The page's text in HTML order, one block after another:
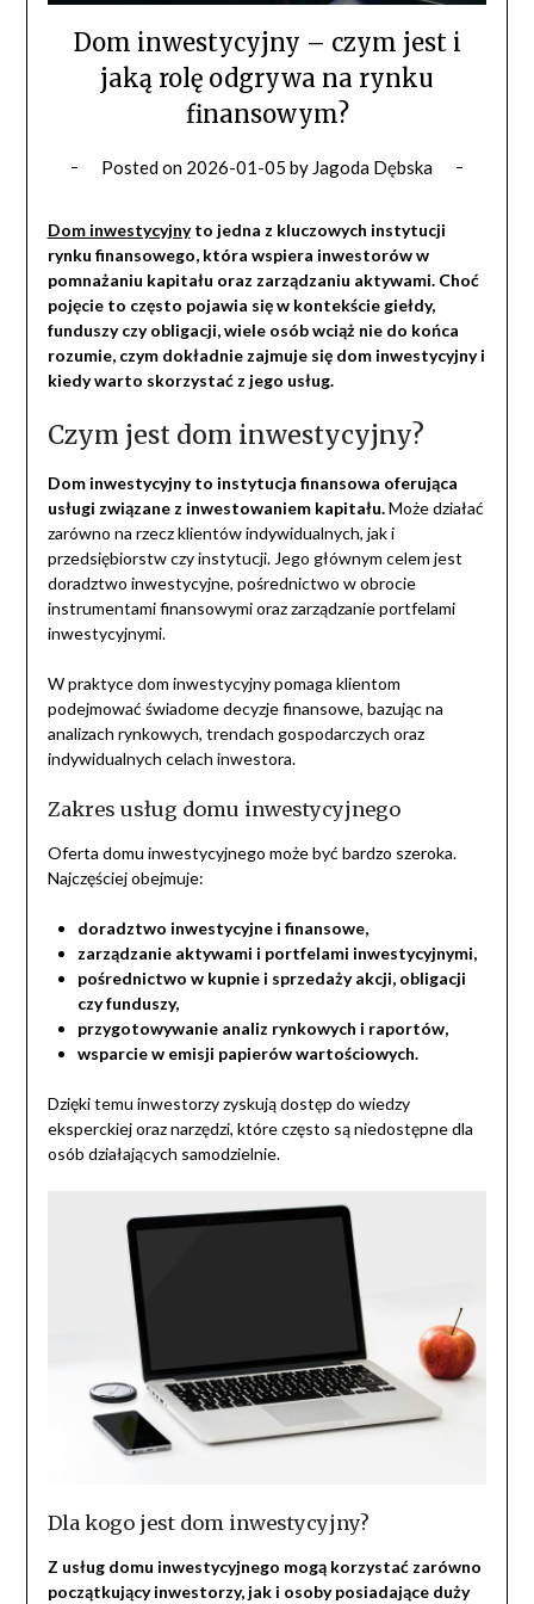
Dom inwestycyjny – czym jest i
jaką rolę odgrywa na rynku
finansowym?
Posted on 2026-01-05 by Jagoda Dębska
Dom inwestycyjnyto jedna z kluczowych instytucji
rynku finansowego, która wspiera inwestorów w
pomnażaniu kapitału oraz zarządzaniu aktywami. Choć
pojęcie to często pojawia się w kontekście giełdy,
funduszy czy obligacji, wiele osób wciąż nie do końca
rozumie, czym dokładnie zajmuje się dom inwestycyjny i
kiedy warto skorzystać z jego usług.
Czym jest dom inwestycyjny?
Dom inwestycyjny to instytucja finansowa oferująca
usługi związane z inwestowaniem kapitału.Może działać
zarówno na rzecz klientów indywidualnych, jak i
przedsiębiorstw czy instytucji. Jego głównym celem jest
doradztwo inwestycyjne, pośrednictwo w obrocie
instrumentami finansowymi oraz zarządzanie portfelami
inwestycyjnymi.
W praktyce dom inwestycyjny pomaga klientom
podejmować świadome decyzje finansowe, bazując na
analizach rynkowych, trendach gospodarczych oraz
indywidualnych celach inwestora.
Zakres usług domu inwestycyjnego
Oferta domu inwestycyjnego może być bardzo szeroka.
Najczęściej obejmuje:
doradztwo inwestycyjne i finansowe,
zarządzanie aktywami i portfelami inwestycyjnymi,
pośrednictwo w kupnie i sprzedaży akcji, obligacji
czy funduszy,
przygotowywanie analiz rynkowych i raportów,
wsparcie w emisji papierów wartościowych.
Dzięki temu inwestorzy zyskują dostęp do wiedzy
eksperckiej oraz narzędzi, które często są niedostępne dla
osób działających samodzielnie.
Dla kogo jest dom inwestycyjny?
Z usług domu inwestycyjnego mogą korzystać zarówno
początkujący inwestorzy, jak i osoby posiadające duży